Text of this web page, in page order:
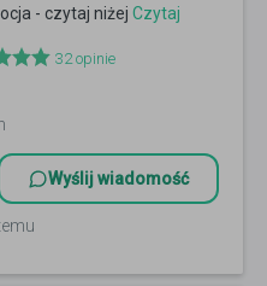
- czytaj niżej Czytaj
32opinie
Wyślij wiadomość